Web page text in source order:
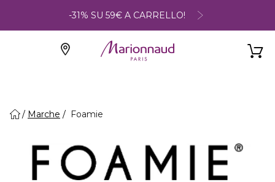
-31% SU 59€ A CARRELLO!
Marche Foamie